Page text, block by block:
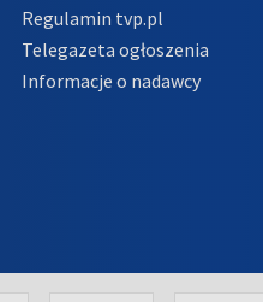
Regulamin tvp.pl
Telegazeta ogłoszenia
Informacje o nadawcy